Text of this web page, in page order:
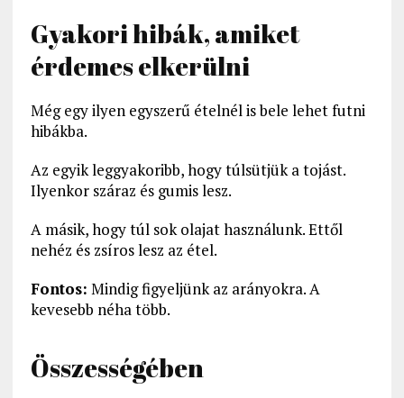
Gyakori hibák, amiket
érdemes elkerülni
Még egy ilyen egyszerű ételnél is bele lehet futni
hibákba.
Az egyik leggyakoribb, hogy túlsütjük a tojást.
Ilyenkor száraz és gumis lesz.
A másik, hogy túl sok olajat használunk. Ettől
nehéz és zsíros lesz az étel.
Fontos: Mindig figyeljünk az arányokra. A
kevesebb néha több.
Összességében